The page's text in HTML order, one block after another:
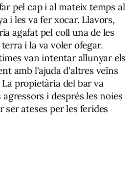
pel cap i al mateix temps al
i les va fer xocar. Llavors,
agafat pel coll una de les
i la va voler ofegar.
van intentar allunyar els
amb l'ajuda d'altres veïns
propietària del bar va
i després les noies
ser ateses per les ferides